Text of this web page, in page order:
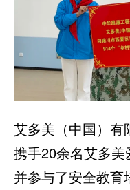
艾多美（中国）有
携手20余名艾多
并参与了安全教育